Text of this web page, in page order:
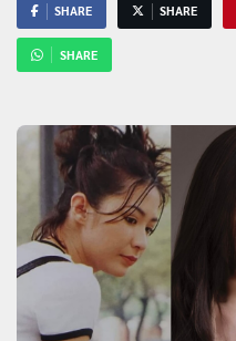
SHARE SHARE
SHARE